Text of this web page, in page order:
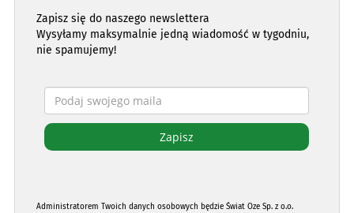
Zapisz się do naszego newslettera
Wysyłamy maksymalnie jedną wiadomość w tygodniu,
nie spamujemy!
Administratorem Twoich danych osobowych będzie Świat Oze Sp. z o.o.